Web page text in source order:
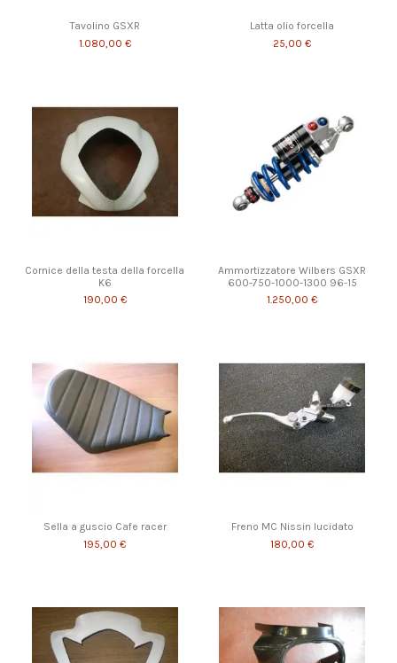
Tavolino GSXR
1.080,00 €
Latta olio forcella
25,00 €
Cornice della testa della forcella
K6
190,00 €
Ammortizzatore Wilbers GSXR
600-750-1000-1300 96-15
1.250,00 €
Sella a guscio Cafe racer
195,00 €
Freno MC Nissin lucidato
180,00 €